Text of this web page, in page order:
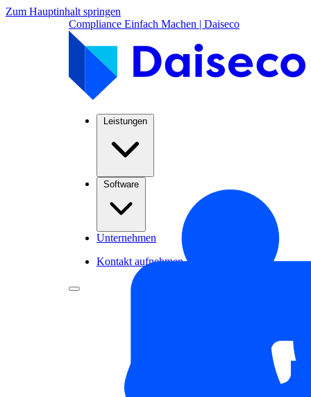
Zum Hauptinhalt springen
Compliance Einfach Machen | Daiseco
Leistungen
Software
Unternehmen
Kontakt aufnehmen